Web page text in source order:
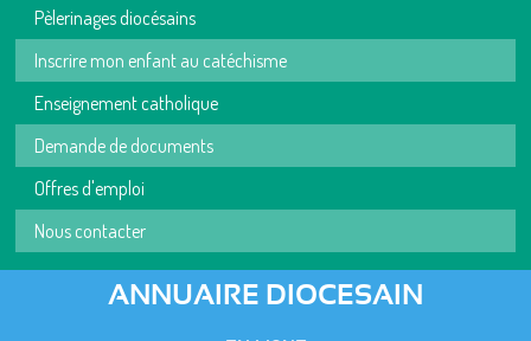
Pèlerinages diocésains
Inscrire mon enfant au catéchisme
Enseignement catholique
Demande de documents
Offres d'emploi
Nous contacter
ANNUAIRE DIOCESAIN